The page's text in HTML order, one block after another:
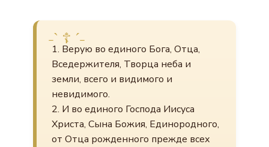
1. Верую во единого Бога, Отца,
Вседержителя, Творца неба и
земли, всего и видимого и
невидимого.
2. И во единого Господа Иисуса
Христа, Сына Божия, Единородного,
от Отца рожденного прежде всех